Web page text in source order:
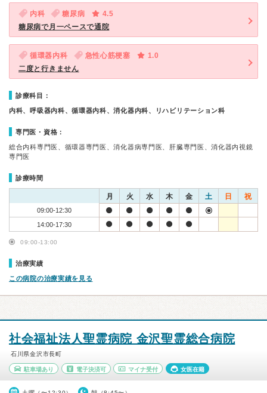
内科 糖尿病
4.5
糖尿病で月一ペースで通院
循環器内科 急性心筋梗塞
1.0
二度と行きません
診療科目：
内科、呼吸器内科、循環器内科、消化器内科、リハビリテーション科
専門医・資格：
総合内科専門医、循環器専門医、消化器病専門医、肝臓専門医、消化器内視鏡
専門医
診療時間
月 火 水 木 金 土 日 祝
09:00-12:30
14:00-17:30
09:00-13:00
治療実績
この病院の治療実績を見る
社会福祉法人聖霊病院 金沢聖霊総合病院
石川県金沢市長町
駐車場あり 電子決済可 マイナ受付 女医在籍